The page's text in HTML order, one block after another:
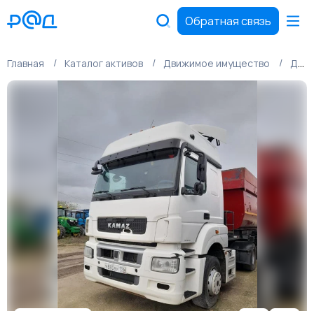
Обратная связь
Главная Каталог активов Движимое имущество Движимое имущество